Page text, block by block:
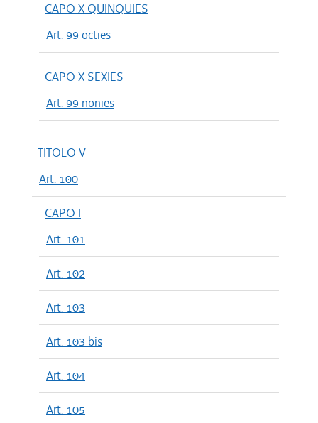
CAPO X QUINQUIES
Art. 99 octies
CAPO X SEXIES
Art. 99 nonies
TITOLO V
Art. 100
CAPO I
Art. 101
Art. 102
Art. 103
Art. 103 bis
Art. 104
Art. 105